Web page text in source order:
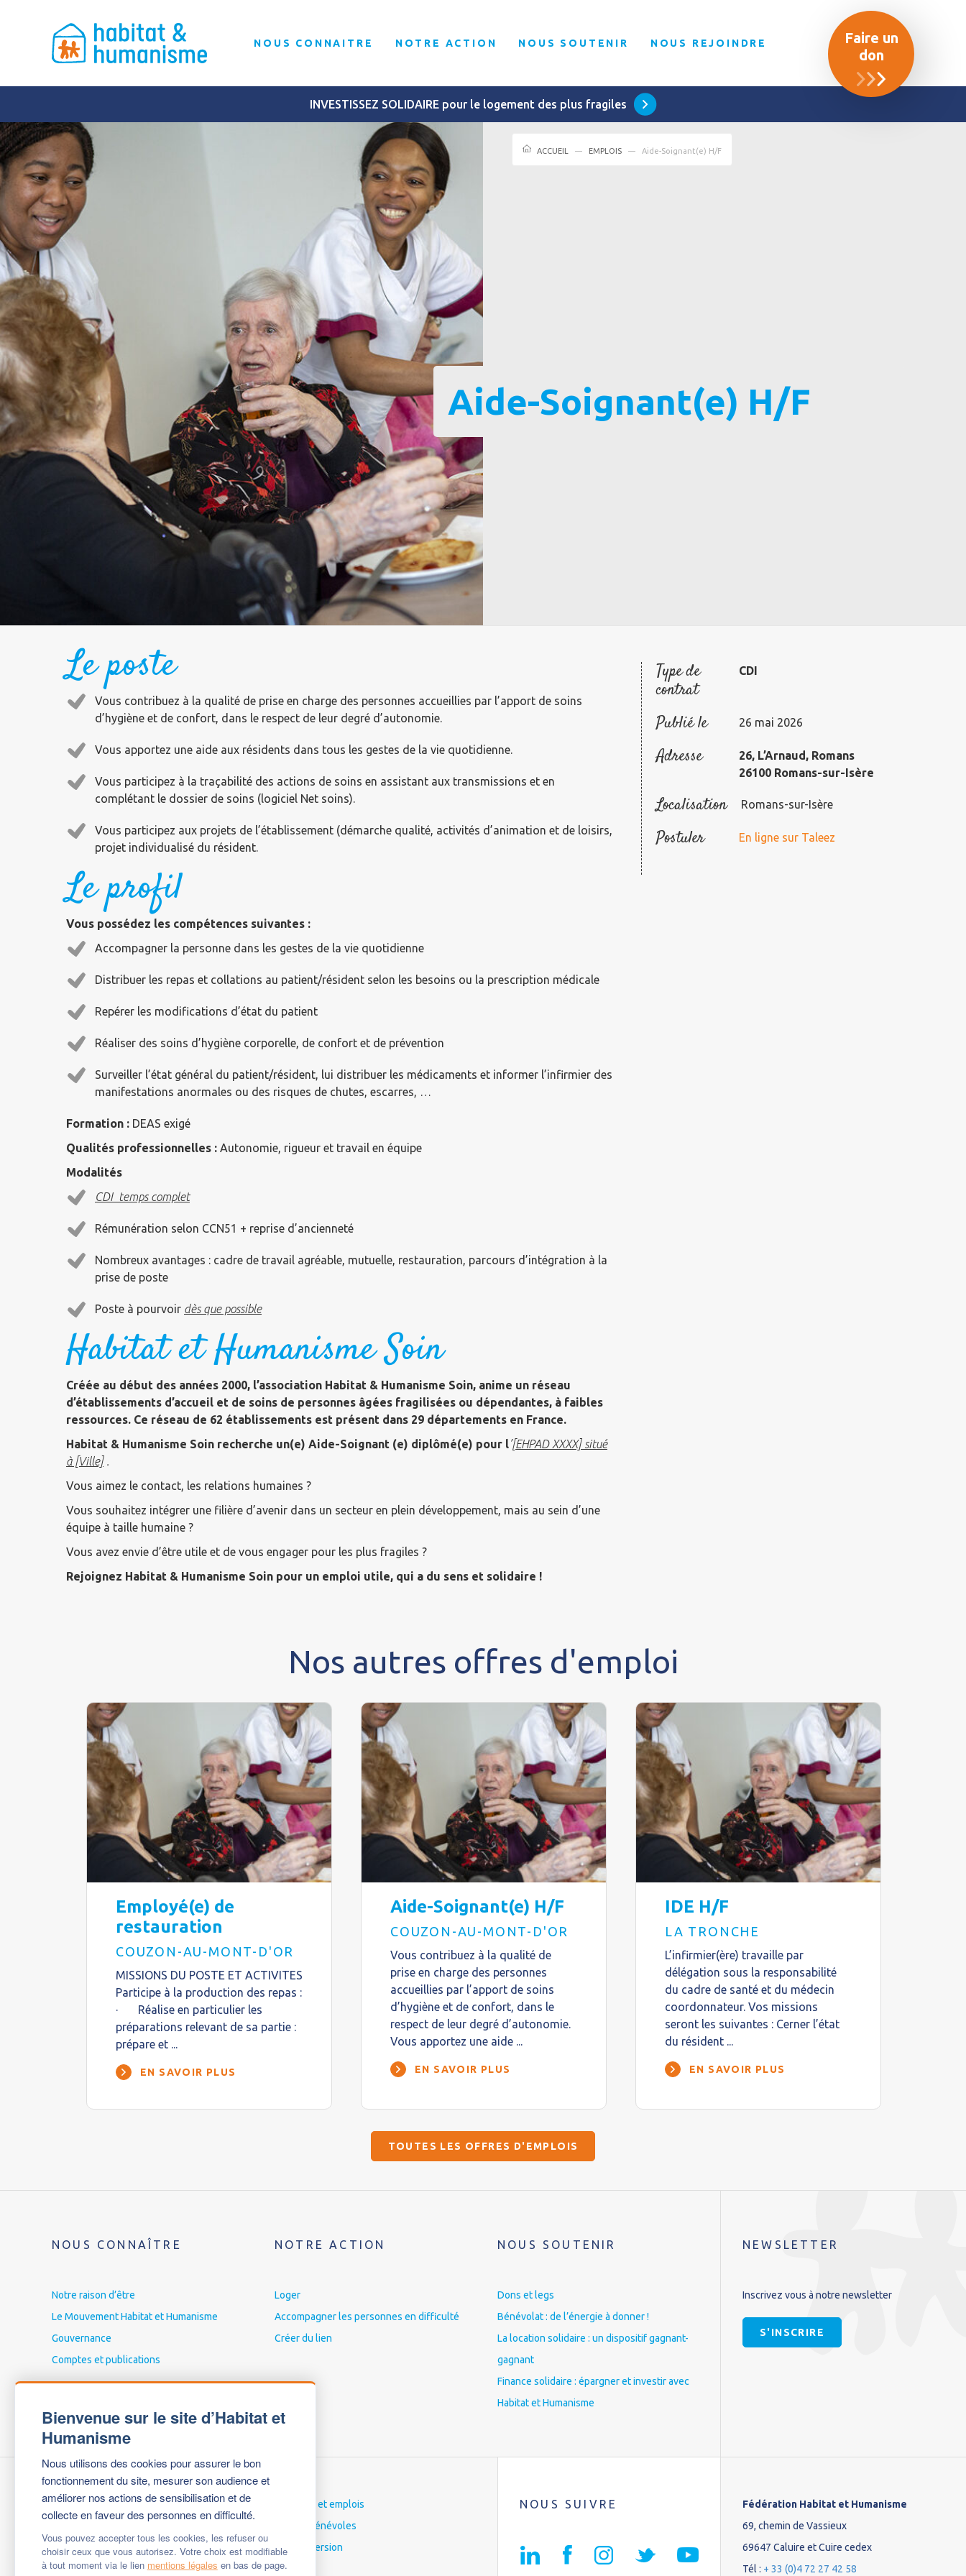
Bienvenue sur le site d’Habitat et
Humanisme
Nous utilisons des cookies pour assurer le bon
fonctionnement du site, mesurer son audience et
améliorer nos actions de sensibilisation et de
collecte en faveur des personnes en difficulté.
Vous pouvez accepter tous les cookies, les refuser ou
choisir ceux que vous autorisez. Votre choix est modifiable
à tout moment via le lien mentions légales en bas de page.
NOUS CONNAITRE NOTRE ACTION NOUS SOUTENIR NOUS REJOINDRE
Faire un
don
INVESTISSEZ SOLIDAIRE pour le logement des plus fragiles
ACCUEIL EMPLOIS Aide-Soignant(e) H/F
Aide-Soignant(e) H/F
Le poste
Vous contribuez à la qualité de prise en charge des personnes accueillies par l’apport de soins
d’hygiène et de confort, dans le respect de leur degré d’autonomie.
Vous apportez une aide aux résidents dans tous les gestes de la vie quotidienne.
Vous participez à la traçabilité des actions de soins en assistant aux transmissions et en
complétant le dossier de soins (logiciel Net soins).
Vous participez aux projets de l’établissement (démarche qualité, activités d’animation et de loisirs,
projet individualisé du résident.
Le profil
Vous possédez les compétences suivantes :
Accompagner la personne dans les gestes de la vie quotidienne
Distribuer les repas et collations au patient/résident selon les besoins ou la prescription médicale
Repérer les modifications d’état du patient
Réaliser des soins d’hygiène corporelle, de confort et de prévention
Surveiller l’état général du patient/résident, lui distribuer les médicaments et informer l’infirmier des
manifestations anormales ou des risques de chutes, escarres, …
Formation : DEAS exigé
Qualités professionnelles : Autonomie, rigueur et travail en équipe
Modalités
CDI temps complet
Rémunération selon CCN51 + reprise d’ancienneté
Nombreux avantages : cadre de travail agréable, mutuelle, restauration, parcours d’intégration à la
prise de poste
Poste à pourvoir dès que possible
Habitat et Humanisme Soin
Créée au début des années 2000, l’association Habitat & Humanisme Soin, anime un réseau
d’établissements d’accueil et de soins de personnes âgées fragilisées ou dépendantes, à faibles
ressources. Ce réseau de 62 établissements est présent dans 29 départements en France.
Habitat & Humanisme Soin recherche un(e) Aide-Soignant (e) diplômé(e) pour l’[EHPAD XXXX] situé
à [Ville].
Vous aimez le contact, les relations humaines ?
Vous souhaitez intégrer une filière d’avenir dans un secteur en plein développement, mais au sein d’une
équipe à taille humaine ?
Vous avez envie d’être utile et de vous engager pour les plus fragiles ?
Rejoignez Habitat & Humanisme Soin pour un emploi utile, qui a du sens et solidaire !
Type de
contrat
CDI
Publié le 26 mai 2026
Adresse
26, L’Arnaud, Romans
26100 Romans-sur-Isère
Localisation Romans-sur-Isère
Postuler En ligne sur Taleez
Nos autres offres d'emploi
Employé(e) de
restauration
COUZON-AU-MONT-D'OR
MISSIONS DU POSTE ET ACTIVITES
Participe à la production des repas :
· Réalise en particulier les
préparations relevant de sa partie :
prépare et ...
EN SAVOIR PLUS
Aide-Soignant(e) H/F
COUZON-AU-MONT-D'OR
Vous contribuez à la qualité de
prise en charge des personnes
accueillies par l’apport de soins
d’hygiène et de confort, dans le
respect de leur degré d’autonomie.
Vous apportez une aide ...
EN SAVOIR PLUS
IDE H/F
LA TRONCHE
L’infirmier(ère) travaille par
délégation sous la responsabilité
du cadre de santé et du médecin
coordonnateur. Vos missions
seront les suivantes : Cerner l’état
du résident ...
EN SAVOIR PLUS
TOUTES LES OFFRES D'EMPLOIS
NOUS CONNAÎTRE
Notre raison d’être
Le Mouvement Habitat et Humanisme
Gouvernance
Comptes et publications
NOTRE ACTION
Loger
Accompagner les personnes en difficulté
Créer du lien
NOUS SOUTENIR
Dons et legs
Bénévolat : de l’énergie à donner !
La location solidaire : un dispositif gagnant-
gagnant
Finance solidaire : épargner et investir avec
Habitat et Humanisme
NEWSLETTER
Inscrivez vous à notre newsletter
S'INSCRIRE
Nous contacter
Mentions légales
Questions fréquentes
Carrières et emplois
Espace bénévoles
English version
NOUS SUIVRE
Fédération Habitat et Humanisme
69, chemin de Vassieux
69647 Caluire et Cuire cedex
Tél : + 33 (0)4 72 27 42 58